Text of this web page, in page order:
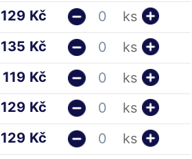
129 Kč
ks
135 Kč
ks
119 Kč
ks
129 Kč
ks
129 Kč
ks